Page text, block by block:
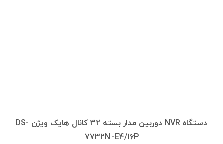
دستگاه NVR دوربین مدار بسته 32 کانال هایک ویژن DS-
7732NI-E4/16P